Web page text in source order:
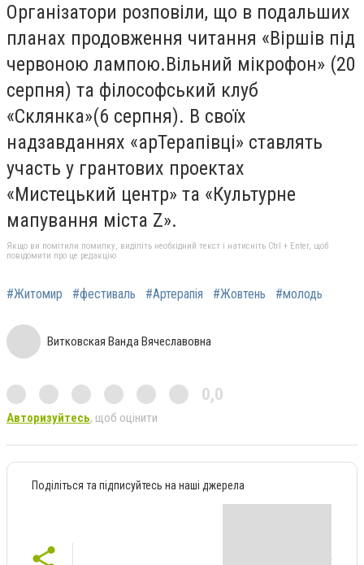
Організатори розповіли, що в подальших
планах продовження читання «Віршів під
червоною лампою.Вільний мікрофон» (20
серпня) та філософський клуб
«Склянка»(6 серпня). В своїх
надзавданнях «арТерапівці» ставлять
участь у грантових проектах
«Мистецький центр» та «Культурне
мапування міста Z».
Якщо ви помітили помилку, виділіть необхідний текст і натисніть Ctrl + Enter, щоб
повідомити про це редакцію
#Житомир #фестиваль #Артерапія #Жовтень #молодь
Витковская Ванда Вячеславовна
0,0
Авторизуйтесь, щоб оцінити
Поділіться та підписуйтесь на наші джерела